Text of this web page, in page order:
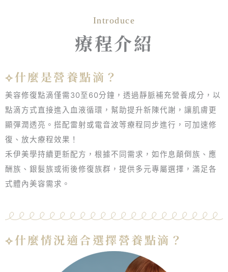
Introduce
療程介紹
⟡什麼是營養點滴？
美容修復點滴僅需30至60分鐘，透過靜脈補充營養成分，以
點滴方式直接進入血液循環，幫助提升新陳代謝，讓肌膚更
顯彈潤透亮。搭配雷射或電音波等療程同步進行，可加速修
復、放大療程效果！
禾伊美學持續更新配方，根據不同需求，如作息顛倒族、應
酬族、銀髮族或術後修復族群，提供多元專屬選擇，滿足各
式體內美容需求。
⟡什麼情況適合選擇營養點滴？